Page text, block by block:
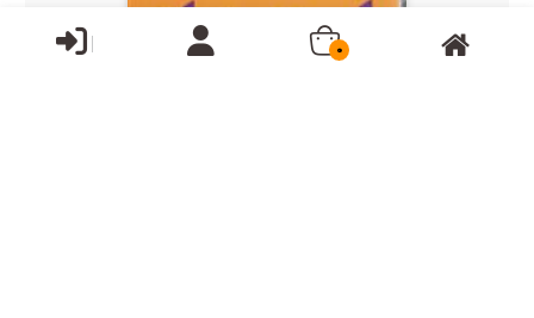
0